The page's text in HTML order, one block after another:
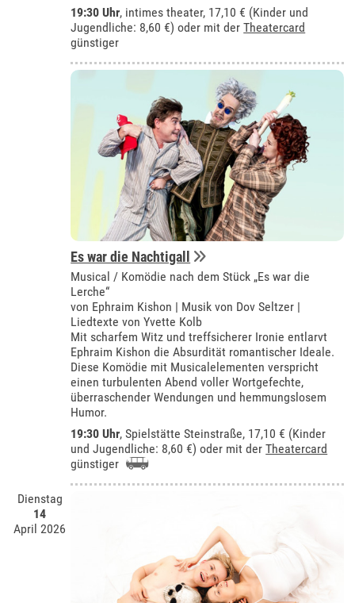
19:30 Uhr, intimes theater, 17,10 € (Kinder und
Jugendliche: 8,60 €) oder mit derTheatercard
günstiger
Es war die Nachtigall
Musical / Komödie nach dem Stück „Es war die
Lerche“
von Ephraim Kishon | Musik von Dov Seltzer |
Liedtexte von Yvette Kolb
Mit scharfem Witz und treffsicherer Ironie entlarvt
Ephraim Kishon die Absurdität romantischer Ideale.
Diese Komödie mit Musicalelementen verspricht
einen turbulenten Abend voller Wortgefechte,
überraschender Wendungen und hemmungslosem
Humor.
19:30 Uhr, Spielstätte Steinstraße, 17,10 € (Kinder
und Jugendliche: 8,60 €) oder mit derTheatercard
günstiger
Dienstag
14
April 2026